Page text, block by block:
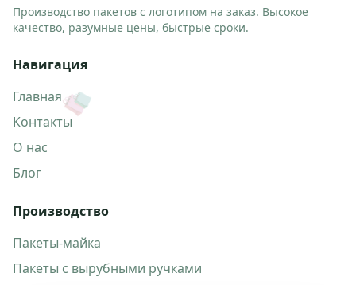
🛍️
Производство пакетов с логотипом на заказ. Высокое
качество, разумные цены, быстрые сроки.
Навигация
Главная
Контакты
О нас
Блог
Производство
Пакеты-майка
Пакеты с вырубными ручками